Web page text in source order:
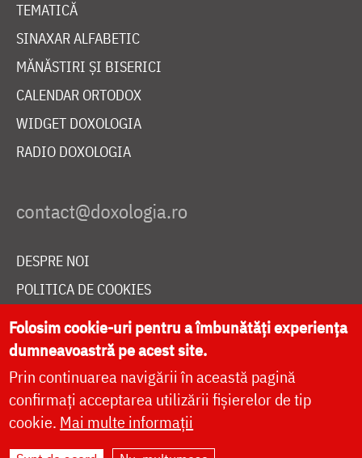
TEMATICĂ
SINAXAR ALFABETIC
MĂNĂSTIRI ȘI BISERICI
CALENDAR ORTODOX
WIDGET DOXOLOGIA
RADIO DOXOLOGIA
DESPRE NOI
POLITICA DE COOKIES
DONEAZĂ ONLINE PENTRU CATEDRALA NAȚIONALĂ
LIVE
Folosim cookie-uri pentru a îmbunătăți experiența
dumneavoastră pe acest site.
Prin continuarea navigării în această pagină
confirmați acceptarea utilizării fișierelor de tip
cookie. Mai multe informații